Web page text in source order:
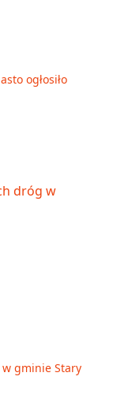
ogłosiło
gminie Stary